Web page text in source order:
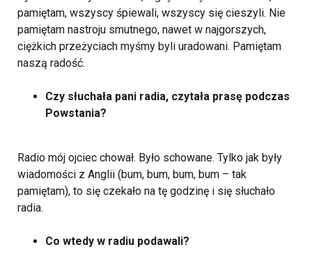
pamiętam, wszyscy śpiewali, wszyscy się cieszyli. Nie
pamiętam nastroju smutnego, nawet w najgorszych,
ciężkich przeżyciach myśmy byli uradowani. Pamiętam
naszą radość.
Czy słuchała pani radia, czytała prasę podczas
Powstania?
Radio mój ojciec chował. Było schowane. Tylko jak były
wiadomości z Anglii (bum, bum, bum, bum – tak
pamiętam), to się czekało na tę godzinę i się słuchało
radia.
Co wtedy w radiu podawali?